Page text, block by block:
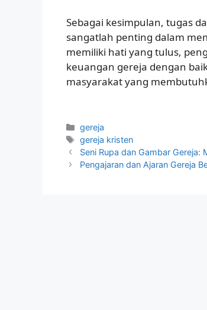
Sebagai kesimpulan, tugas
sangatlah penting dalam
memiliki hati yang tulus,
keuangan gereja dengan
masyarakat yang
Categories
gereja
Tags
gereja kristen
Seni Rupa dan Gambar
Pengajaran dan Ajaran Gereja